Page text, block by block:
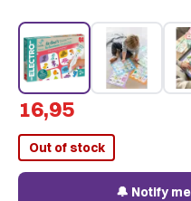
16,95
Out of stock
🔔 Notify